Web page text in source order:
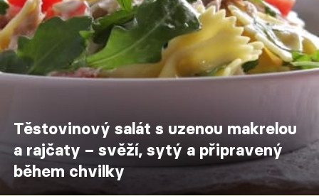
Těstovinový salát s uzenou makrelou
a rajčaty – svěží, sytý a připravený
během chvilky